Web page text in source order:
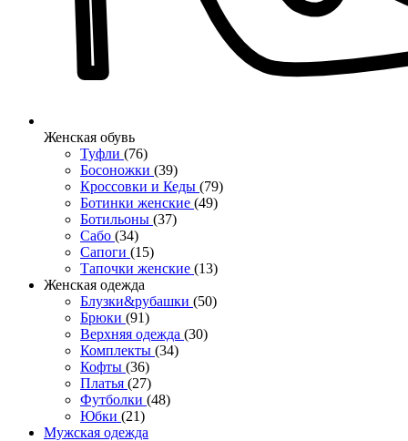
Женcкая обувь
Туфли (76)
Босоножки (39)
Кроссовки и Кеды (79)
Ботинки женские (49)
Ботильоны (37)
Сабо (34)
Сапоги (15)
Тапочки женские (13)
Женская одежда
Блузки&рубашки (50)
Брюки (91)
Верхняя одежда (30)
Комплекты (34)
Кофты (36)
Платья (27)
Футболки (48)
Юбки (21)
Мужская одежда